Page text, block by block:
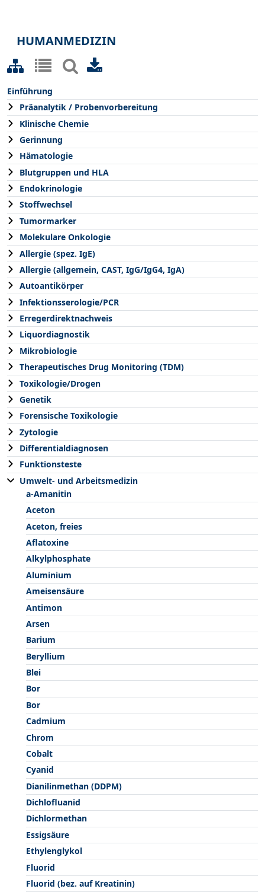
HUMANMEDIZIN
Einführung
Präanalytik / Probenvorbereitung
Klinische Chemie
Gerinnung
Hämatologie
Blutgruppen und HLA
Endokrinologie
Stoffwechsel
Tumormarker
Molekulare Onkologie
Allergie (spez. IgE)
Allergie (allgemein, CAST, IgG/IgG4, IgA)
Autoantikörper
Infektionsserologie/PCR
Erregerdirektnachweis
Liquordiagnostik
Mikrobiologie
Therapeutisches Drug Monitoring (TDM)
Toxikologie/Drogen
Genetik
Forensische Toxikologie
Zytologie
Differentialdiagnosen
Funktionsteste
Umwelt- und Arbeitsmedizin
a-Amanitin
Aceton
Aceton, freies
Aflatoxine
Alkylphosphate
Aluminium
Ameisensäure
Antimon
Arsen
Barium
Beryllium
Blei
Bor
Bor
Cadmium
Chrom
Cobalt
Cyanid
Dianilinmethan (DDPM)
Dichlofluanid
Dichlormethan
Essigsäure
Ethylenglykol
Fluorid
Fluorid (bez. auf Kreatinin)